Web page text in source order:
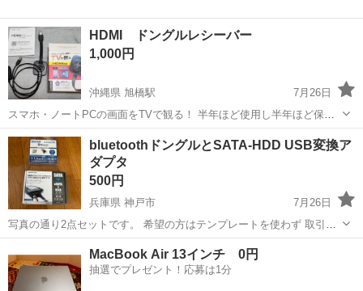
HDMI ドングルレシーバー
1,000円
沖縄県 旭橋駅
7月26日
スマホ・ノートPCの画面をTVで観る！ 半年ほど使用し半年ほど保管
しておりました。 使い勝手はとても良かったです。 環境によって左右
されるようなので 環境に合うことを前提に購入願います。
沖縄 那覇市 テレビ
bluetoothドングルとSATA-HDD USB変換ア
ダプタ
500円
兵庫県 神戸市
7月26日
写真の通り2点セットです。 希望の方はテンプレートを使わず 取引希
望日時を複数記載の上ご連絡下さい
神戸市 周辺機器
MacBook Air 13インチ 0円
抽選でプレゼント！応募は1分